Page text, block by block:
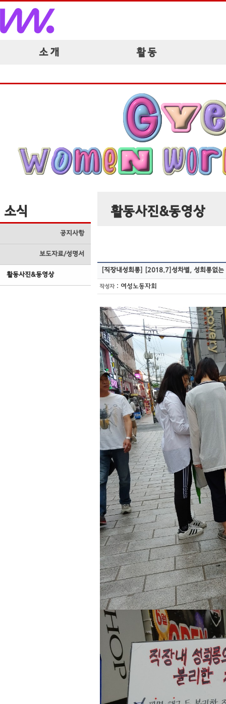
소 개 활 동
소식
공지사항
보도자료/성명서
활동사진&동영상
활동사진&동영상
[직장내성희롱] [2018.7]성차별, 성희롱없는
작성자: 여성노동자회